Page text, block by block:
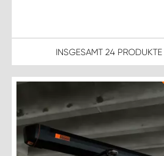
INSGESAMT 24 PRODUKTE